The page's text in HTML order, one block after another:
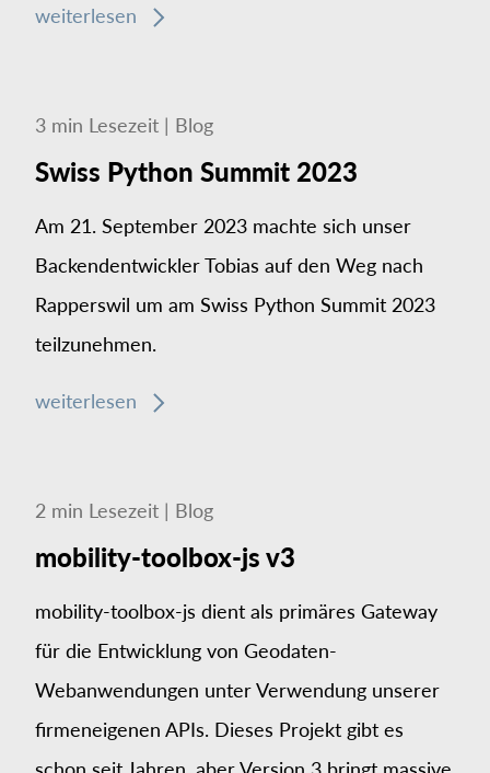
weiterlesen
3 min Lesezeit | Blog
Swiss Python Summit 2023
Am 21. September 2023 machte sich unser
Backendentwickler Tobias auf den Weg nach
Rapperswil um am Swiss Python Summit 2023
teilzunehmen.
weiterlesen
2 min Lesezeit | Blog
mobility-toolbox-js v3
mobility-toolbox-js dient als primäres Gateway
für die Entwicklung von Geodaten-
Webanwendungen unter Verwendung unserer
firmeneigenen APIs. Dieses Projekt gibt es